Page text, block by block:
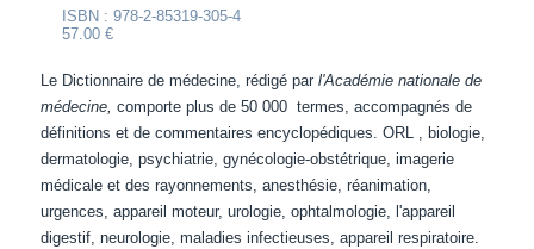
ISBN : 978-2-85319-305-4
57.00 €
Le Dictionnaire de médecine, rédigé parl'Académie nationale de
médecine,comporte plus de 50 000 termes, accompagnés de
définitions et de commentaires encyclopédiques. ORL , biologie,
dermatologie, psychiatrie, gynécologie-obstétrique, imagerie
médicale et des rayonnements, anesthésie, réanimation,
urgences, appareil moteur, urologie, ophtalmologie, l'appareil
digestif, neurologie, maladies infectieuses, appareil respiratoire.